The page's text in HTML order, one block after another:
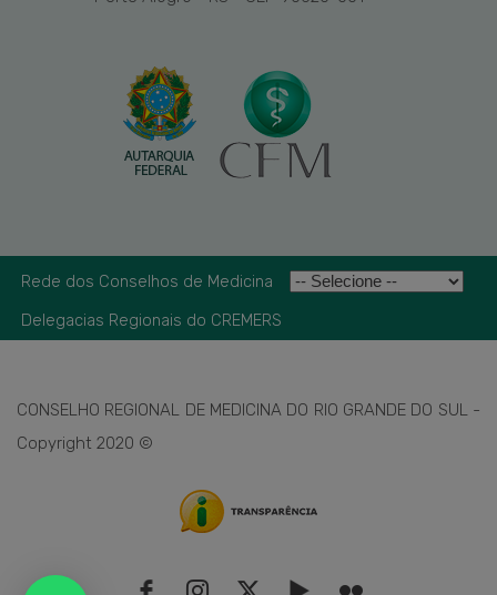
Rede dos Conselhos de Medicina
Delegacias Regionais do CREMERS
CONSELHO REGIONAL DE MEDICINA DO RIO GRANDE DO SUL -
Copyright 2020 ©